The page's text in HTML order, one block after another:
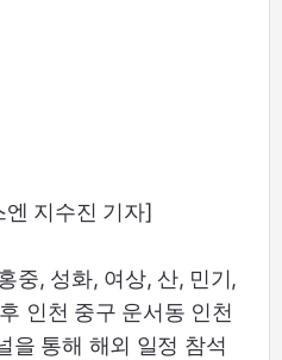
지수진 기자]
중, 성화, 여상, 산, 민기,
인천 중구 운서동 인천
을 통해 해외 일정 참석